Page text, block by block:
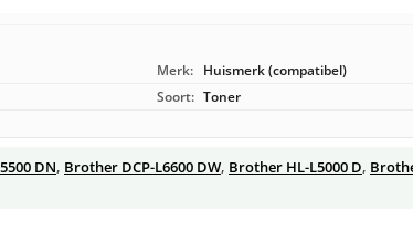
Merk: Huismerk (compatibel)
Soort: Toner
DN, Brother DCP-L6600 DW, Brother HL-L5000 D,